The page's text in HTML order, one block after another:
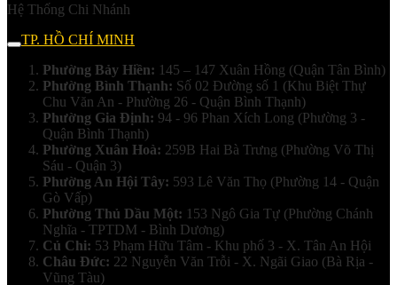
Hệ Thống Chi Nhánh
TP. HỒ CHÍ MINH
Phường Bảy Hiền: 145 – 147 Xuân Hồng (Quận Tân Bình)
Phường Bình Thạnh: Số 02 Đường số 1 (Khu Biệt Thự
Chu Văn An - Phường 26 - Quận Bình Thạnh)
Phường Gia Định: 94 - 96 Phan Xích Long (Phường 3 -
Quận Bình Thạnh)
Phường Xuân Hoà: 259B Hai Bà Trưng (Phường Võ Thị
Sáu - Quận 3)
Phường An Hội Tây: 593 Lê Văn Thọ (Phường 14 - Quận
Gò Vấp)
Phường Thủ Dầu Một: 153 Ngô Gia Tự (Phường Chánh
Nghĩa - TPTDM - Bình Dương)
Củ Chi: 53 Phạm Hữu Tâm - Khu phố 3 - X. Tân An Hội
Châu Đức: 22 Nguyễn Văn Trỗi - X. Ngãi Giao (Bà Rịa -
Vũng Tàu)